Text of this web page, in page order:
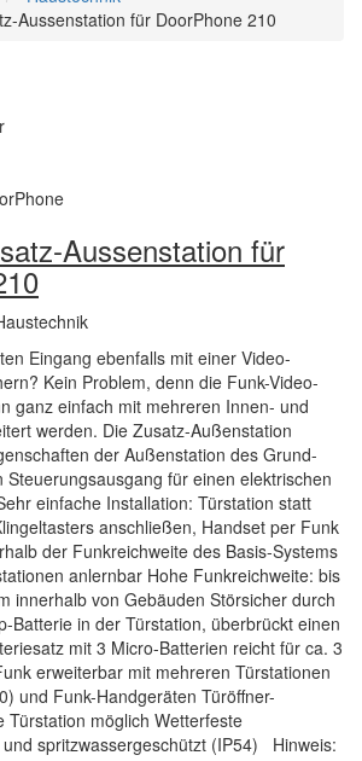
Aussenstation für DoorPhone 210
Aussenstation für
Eingang ebenfalls mit einer Video-
Kein Problem, denn die Funk-Video-
ganz einfach mit mehreren Innen- und
werden. Die Zusatz-Außenstation
der Außenstation des Grund-
Steuerungsausgang für einen elektrischen
einfache Installation: Türstation statt
anschließen, Handset per Funk
der Funkreichweite des Basis-Systems
anlernbar Hohe Funkreichweite: bis
innerhalb von Gebäuden Störsicher durch
Batterie in der Türstation, überbrückt einen
mit 3 Micro-Batterien reicht für ca. 3
erweiterbar mit mehreren Türstationen
und Funk-Handgeräten Türöffner-
Türstation möglich Wetterfeste
spritzwassergeschützt (IP54) Hinweis: